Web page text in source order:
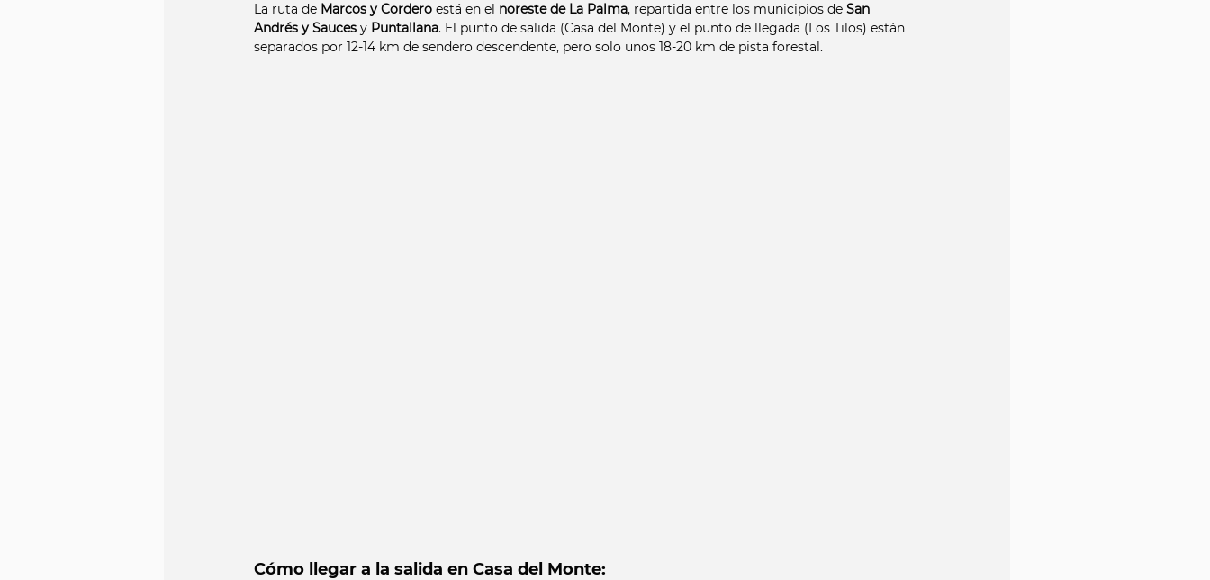
La ruta de Marcos y Cordero está en el noreste de La Palma, repartida entre los municipios de San
Andrés y Sauces y Puntallana. El punto de salida (Casa del Monte) y el punto de llegada (Los Tilos) están
separados por 12-14 km de sendero descendente, pero solo unos 18-20 km de pista forestal.
Cómo llegar a la salida en Casa del Monte: